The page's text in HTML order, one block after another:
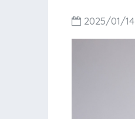
2025/01/14